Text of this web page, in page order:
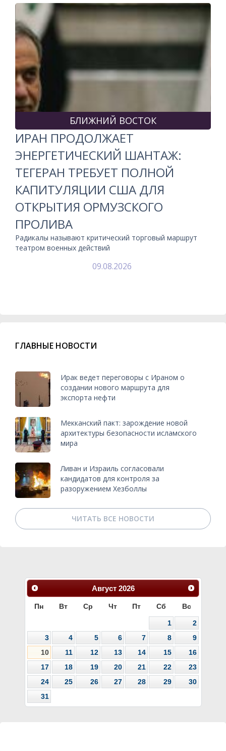
БЛИЖНИЙ ВОСТОК
ИРАН ПРОДОЛЖАЕТ
ЭНЕРГЕТИЧЕСКИЙ ШАНТАЖ:
ТЕГЕРАН ТРЕБУЕТ ПОЛНОЙ
КАПИТУЛЯЦИИ США ДЛЯ
ОТКРЫТИЯ ОРМУЗСКОГО
ПРОЛИВА
Радикалы называют критический торговый маршрут
театром военных действий
09.08.2026
ГЛАВНЫЕ НОВОСТИ
Ирак ведет переговоры с Ираном о
создании нового маршрута для
экспорта нефти
Мекканский пакт: зарождение новой
архитектуры безопасности исламского
мира
Ливан и Израиль согласовали
кандидатов для контроля за
разоружением Хезболлы
ЧИТАТЬ ВСЕ НОВОСТИ
Август 2026
Пн Вт Ср Чт Пт Сб Вс
1
2
3
4 5 6 7 8
9
10
11 12 13 14 15
16
17
18 19 20 21 22
23
24
25 26 27 28 29
30
31